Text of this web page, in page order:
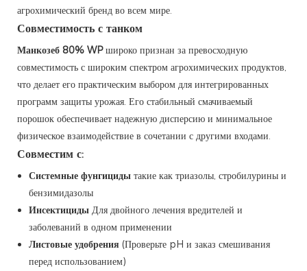
агрохимический бренд во всем мире.
Совместимость с танком
Манкозеб 80% WPшироко признан за превосходную
совместимость с широким спектром агрохимических продуктов,
что делает его практическим выбором для интегрированных
программ защиты урожая. Его стабильный смачиваемый
порошок обеспечивает надежную дисперсию и минимальное
физическое взаимодействие в сочетании с другими входами.
Совместим с:
Системные фунгициды такие как триазолы, стробилурины и
бензимидазолы
Инсектициды Для двойного лечения вредителей и
заболеваний в одном применении
Листовые удобрения (Проверьте pH и заказ смешивания
перед использованием)